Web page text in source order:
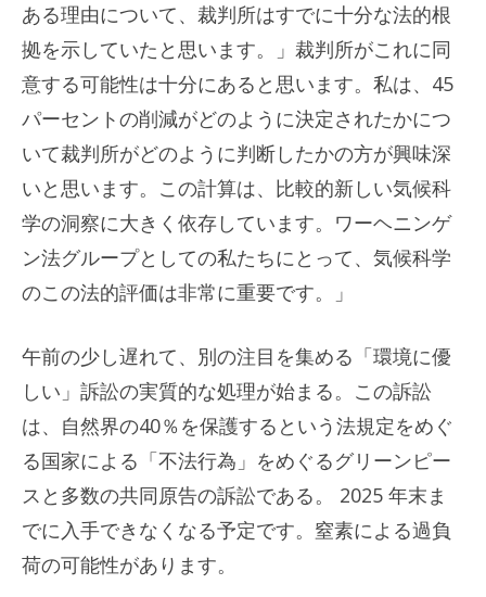
ある理由について、裁判所はすでに十分な法的根
拠を示していたと思います。」裁判所がこれに同
意する可能性は十分にあると思います。私は、45
パーセントの削減がどのように決定されたかにつ
いて裁判所がどのように判断したかの方が興味深
いと思います。この計算は、比較的新しい気候科
学の洞察に大きく依存しています。ワーヘニンゲ
ン法グループとしての私たちにとって、気候科学
のこの法的評価は非常に重要です。」
午前の少し遅れて、別の注目を集める「環境に優
しい」訴訟の実質的な処理が始まる。この訴訟
は、自然界の40％を保護するという法規定をめぐ
る国家による「不法行為」をめぐるグリーンピー
スと多数の共同原告の訴訟である。 2025 年末ま
でに入手できなくなる予定です。窒素による過負
荷の可能性があります。